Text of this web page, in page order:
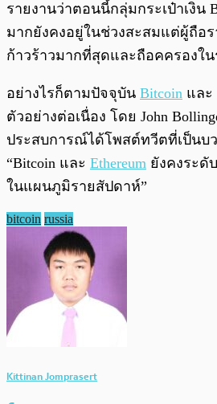
รายงานว่าตอนนี้กลุ่มกระเป๋าเงิน
มากยังคงอยู่ในช่วงสะสมแต่ผู้ถือ
ก้าวร้าวมากที่สุดและถือคครองใ
อย่างไรก็ตามปัจจุบัน Bitcoin และ
ตัวอย่างต่อเนื่อง โดย John
ประสบการณ์ได้โพสต์ทวีตที่เป็นบ
“Bitcoin และ Ethereum ยังคงระดั
ในแผนภูมิรายสัปดาห์”
bitcoin russia
Kittinan Jomprasert